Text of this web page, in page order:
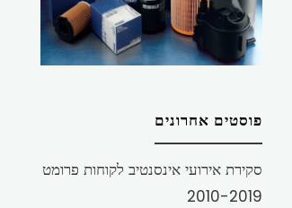
פוסטים אחרונים
סקירת אירועי אינסנטיב לקוחות פרומט
2010-2019